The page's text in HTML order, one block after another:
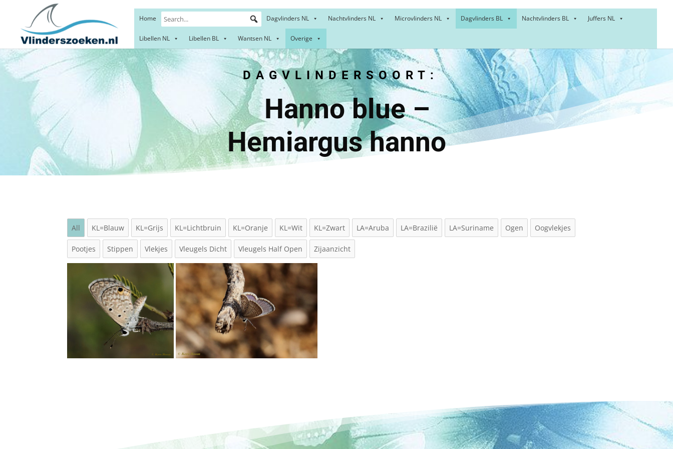
Home Dagvlinders NL Nachtvlinders NL Microvlinders NL Dagvlinders BL Nachtvlinders BL Juffers NL
Libellen NL Libellen BL Wantsen NL Overige
DAGVLINDERSOORT:
Hanno blue –
Hemiargus hanno
All KL=Blauw KL=Grijs KL=Lichtbruin KL=Oranje KL=Wit KL=Zwart LA=Aruba LA=Brazilië LA=Suriname Ogen Oogvlekjes
Pootjes Stippen Vlekjes Vleugels Dicht Vleugels Half Open Zijaanzicht